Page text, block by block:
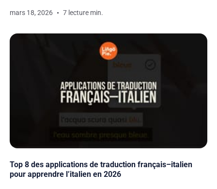
mars 18, 2026 7 lecture min.
Top 8 des applications de traduction français–italien
pour apprendre l’italien en 2026